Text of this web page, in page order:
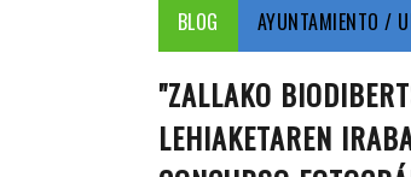
BLOG AYUNTAMIENTO /
"ZALLAKO
LEHIAKETAREN